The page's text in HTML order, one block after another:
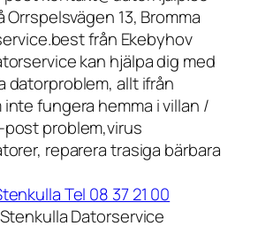
13, Bromma
från Ekebyhov
kan hjälpa dig med
datorproblem, allt ifrån
fungera hemma i villan /
problem,virus
reparera trasiga bärbara
Tel 08 37 21 00
Datorservice